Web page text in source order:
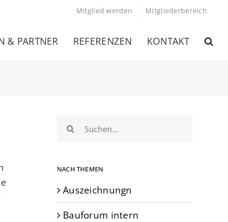
Mitglied werden Mitgliederbereich
& PARTNER REFERENZEN KONTAKT
Suche
nach:
NACH THEMEN
Auszeichnungn
Bauforum intern